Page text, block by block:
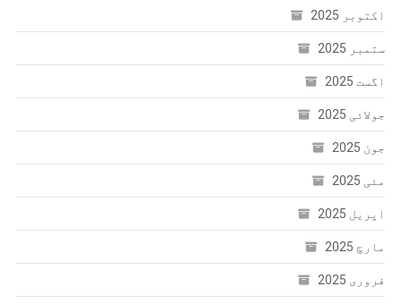
اکتوبر 2025
ستمبر 2025
اگست 2025
جولائی 2025
جون 2025
مئی 2025
اپریل 2025
مارچ 2025
فروری 2025